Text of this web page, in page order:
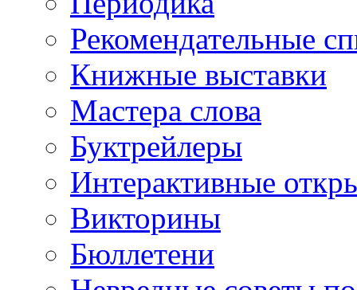
Рекомендательные
Книжные выставки
Мастера слова
Буктрейлеры
Интерактивные
Викторины
Бюллетени